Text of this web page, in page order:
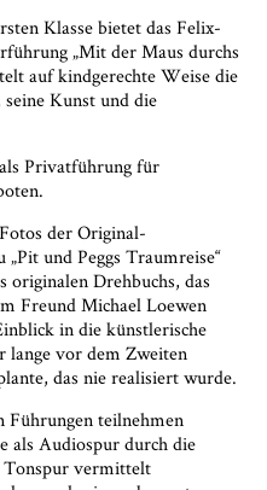
Klasse bietet das Felix-
„Mit der Maus durchs
auf kindgerechte Weise die
Kunst und die
Privatführung für
der Original-
„Pit und Peggs Traumreise“
originalen Drehbuchs, das
Freund Michael Loewen
in die künstlerische
lange vor dem Zweiten
das nie realisiert wurde.
Führungen teilnehmen
als Audiospur durch die
Tonspur vermittelt